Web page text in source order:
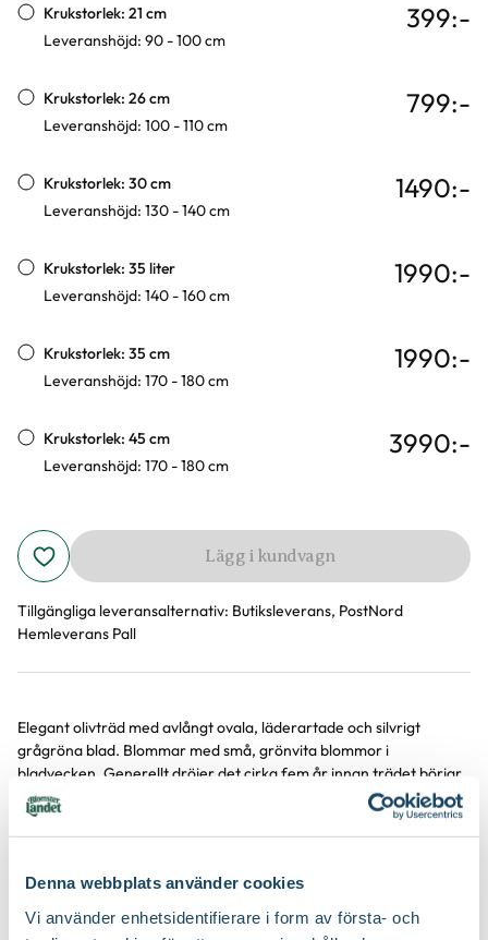
Denna webbplats använder cookies
Vi använder enhetsidentifierare i form av första- och
Krukstorlek: 21 cm
Leveranshöjd: 90 - 100 cm
399:-
Krukstorlek: 26 cm
Leveranshöjd: 100 - 110 cm
799:-
Krukstorlek: 30 cm
Leveranshöjd: 130 - 140 cm
1490:-
Krukstorlek: 35 liter
Leveranshöjd: 140 - 160 cm
1990:-
Krukstorlek: 35 cm
Leveranshöjd: 170 - 180 cm
1990:-
Krukstorlek: 45 cm
Leveranshöjd: 170 - 180 cm
3990:-
Lägg i kundvagn
Tillgängliga leveransalternativ: Butiksleverans, PostNord
Hemleverans Pall
Produktinformation
Elegant olivträd med avlångt ovala, läderartade och silvrigt
grågröna blad. Blommar med små, grönvita blommor i
bladvecken. Generellt dröjer det cirka fem år innan trädet börjar
producera oliver.
Utvecklas bäst på varm, solig plats, gärna...
Visa mer